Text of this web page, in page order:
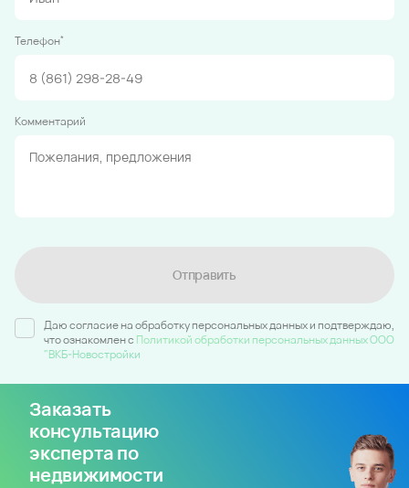
Телефон*
Комментарий
Отправить
Даю согласие на обработку персональных данных и подтверждаю,
что ознакомлен c Политикой обработки персональных данных ООО
"ВКБ-Новостройки
Заказать
консультацию
эксперта по
недвижимости